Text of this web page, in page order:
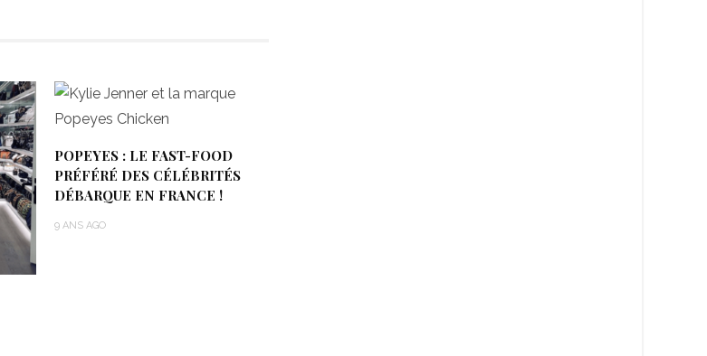
POPEYES : LE FAST-FOOD
PRÉFÉRÉ DES CÉLÉBRITÉS
DÉBARQUE EN FRANCE !
9 ANS AGO